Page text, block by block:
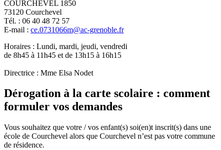
COURCHEVEL 1850
73120 Courchevel
Tél. : 06 40 48 72 57
E-mail : ce.0731066m@ac-grenoble.fr
Horaires : Lundi, mardi, jeudi, vendredi
de 8h45 à 11h45 et de 13h15 à 16h15
Directrice : Mme Elsa Nodet
Dérogation à la carte scolaire : comment
formuler vos demandes
Vous souhaitez que votre / vos enfant(s) soi(en)t inscrit(s) dans une
école de Courchevel alors que Courchevel n’est pas votre commune
de résidence.